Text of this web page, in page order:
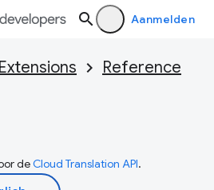
Aanmelden
Reference
deCloud Translation API.